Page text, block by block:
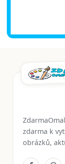
zdarma k
obrázků,